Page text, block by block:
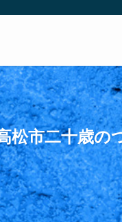
松市二十歳の